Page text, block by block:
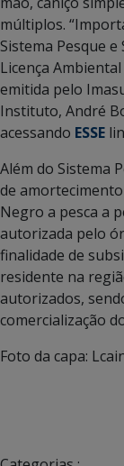
múltiplos.
Sistema Pesque
Licença
emitida pelo
Instituto, André
acessando ESSE
Além do Sistema
de
Negro a pesca a
autorizada pelo
finalidade de
residente na
autorizados,
comercialização
Foto da capa: